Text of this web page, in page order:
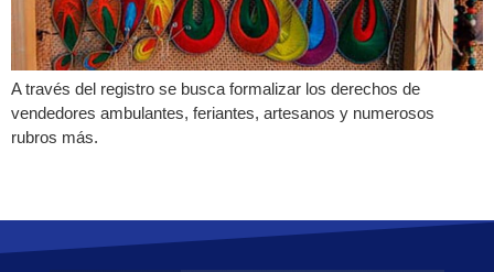
A través del registro se busca formalizar los derechos de
vendedores ambulantes, feriantes, artesanos y numerosos
rubros más.